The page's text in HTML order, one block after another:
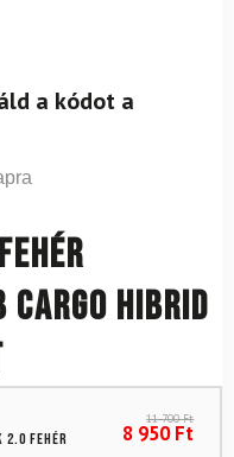
a kódot a
fehér
Cargo hibrid
2.0 Fehér
11 700Ft
8 950Ft